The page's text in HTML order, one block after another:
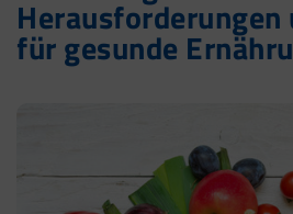
Herausforderungen
für gesunde